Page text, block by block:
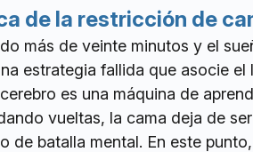
de la restricción de
más de veinte minutos y el
estrategia fallida que asocie
es una máquina de
vueltas, la cama deja de
de batalla mental. En este